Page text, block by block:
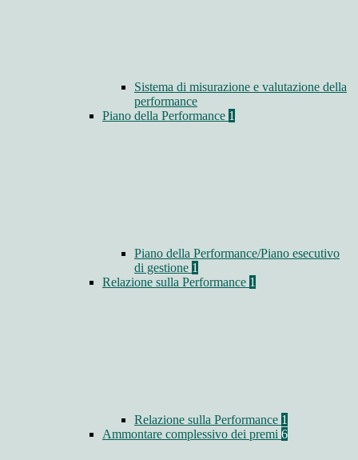
Sistema di misurazione e valutazione della
performance
Piano della Performance 1
Piano della Performance/Piano esecutivo
di gestione 1
Relazione sulla Performance 1
Relazione sulla Performance 1
Ammontare complessivo dei premi 6